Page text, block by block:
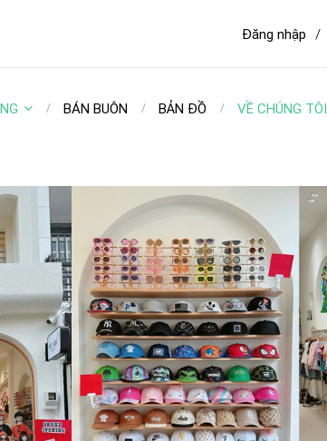
/
Đăng nhập
BÁN BUÔN BẢN ĐỒ VỀ CHÚNG TÔI